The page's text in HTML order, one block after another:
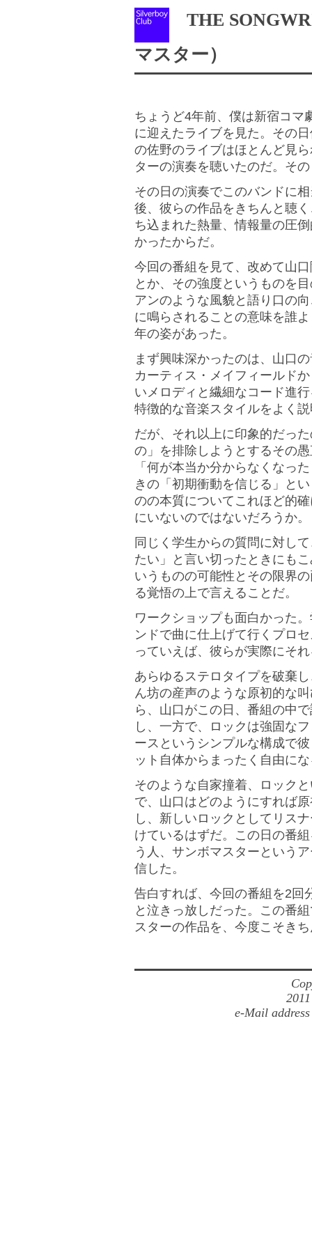
THE
マスター）
ちょうど4年前、僕は新宿コマ
に迎えたライブを見た。その
の佐野のライブはほとんど見
ターの演奏を聴いたのだ。そ
その日の演奏でこのバンドに
後、彼らの作品をきちんと聴
ち込まれた熱量、情報量の圧
かったからだ。
今回の番組を見て、改めて山
とか、その強度というものを
アンのような風貌と語り口の
に鳴らされることの意味を誰
年の姿があった。
まず興味深かったのは、山口
カーティス・メイフィールド
いメロディと繊細なコード進
特徴的な音楽スタイルをよく
だが、それ以上に印象的だっ
の」を排除しようとするその
「何が本当か分からなくなっ
きの「初期衝動を信じる」と
のの本質についてこれほど的
にいないのではないだろうか。
同じく学生からの質問に対し
たい」と言い切ったときにも
いうものの可能性とその限界
る覚悟の上で言えることだ。
ワークショップも面白かった
ンドで曲に仕上げて行くプロ
っていえば、彼らが実際にそ
あらゆるステロタイプを破棄
ん坊の産声のような原初的な
ら、山口がこの日、番組の中
し、一方で、ロックは強固な
ースというシンプルな構成で
ット自体からまったく自由に
そのような自家撞着、ロック
で、山口はどのようにすれば
し、新しいロックとしてリス
けているはずだ。この日の番
う人、サンボマスターという
信した。
告白すれば、今回の番組を2回
と泣きっ放しだった。この番
スターの作品を、今度こそき
e-Mail